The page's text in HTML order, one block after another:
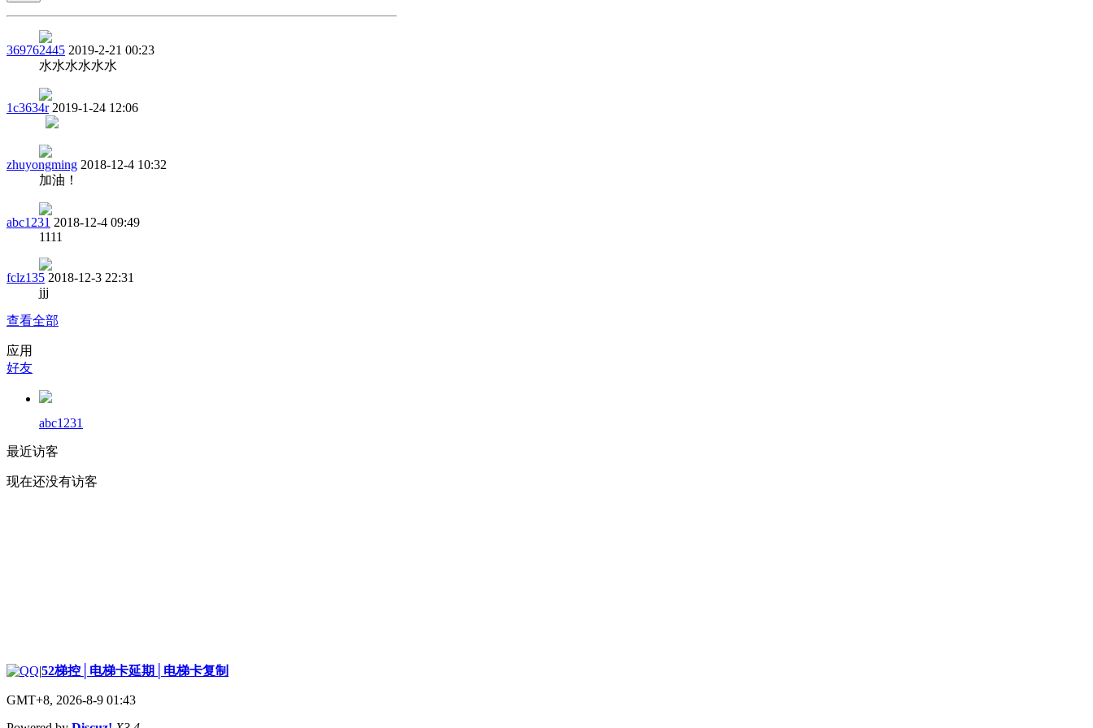
369762445 2019-2-21 00:23
水水水水水水
1c3634r 2019-1-24 12:06
zhuyongming 2018-12-4 10:32
加油！
abc1231 2018-12-4 09:49
1111
fclz135 2018-12-3 22:31
jjj
查看全部
应用
好友
abc1231
最近访客
现在还没有访客
|52梯控│电梯卡延期│电梯卡复制
GMT+8, 2026-8-9 01:43